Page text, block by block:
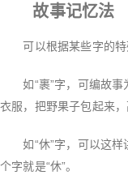
故事记忆法
可以根据某些字的特
如“裹”字，可编故事
衣服，把野果子包起来
如“休”字，可以这样
个字就是“休”。